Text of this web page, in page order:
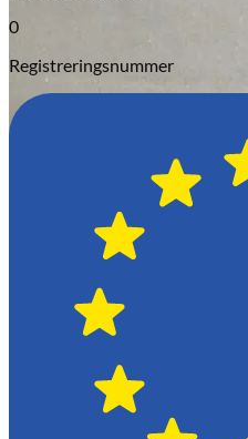
0
Registreringsnummer